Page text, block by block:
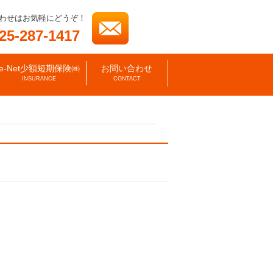
せはお気軽にどうぞ！
287-1417
Net少額短期保険㈱
INSURANCE
お問い合わせ
CONTACT